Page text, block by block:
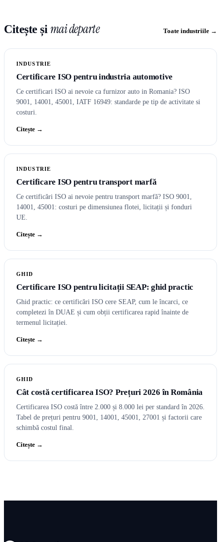
Citește șimai departe Toate industriile →
INDUSTRIE
Certificare ISO pentru industria automotive
Ce certificari ISO ai nevoie ca furnizor auto in Romania? ISO
9001, 14001, 45001, IATF 16949: standarde pe tip de activitate si
costuri.
Citește →
INDUSTRIE
Certificare ISO pentru transport marfă
Ce certificări ISO ai nevoie pentru transport marfă? ISO 9001,
14001, 45001: costuri pe dimensiunea flotei, licitații și fonduri
UE.
Citește →
GHID
Certificare ISO pentru licitații SEAP: ghid practic
Ghid practic: ce certificări ISO cere SEAP, cum le încarci, ce
completezi în DUAE și cum obții certificarea rapid înainte de
termenul licitației.
Citește →
GHID
Cât costă certificarea ISO? Prețuri 2026 în România
Certificarea ISO costă între 2.000 și 8.000 lei per standard în 2026.
Tabel de prețuri pentru 9001, 14001, 45001, 27001 și factorii care
schimbă costul final.
Citește →